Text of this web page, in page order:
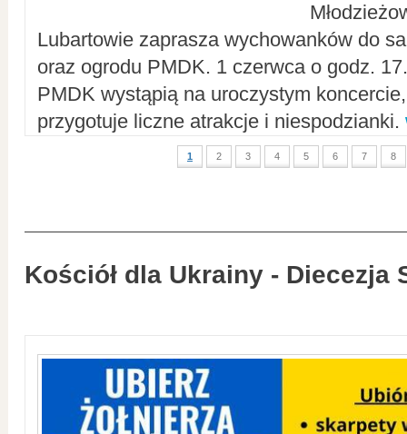
Lubartowie zaprasza wychowanków do
oraz ogrodu PMDK. 1 czerwca o godz.
PMDK wystąpią na uroczystym
przygotuje liczne atrakcje i niespodzianki.
1 2 3 4 5 6 7 8
Kościół dla Ukrainy - Diecezja